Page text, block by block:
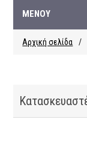
ΜΕΝΟΎ
Αρχική σελίδα /